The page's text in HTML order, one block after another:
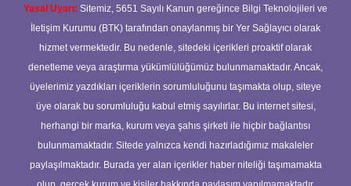
Yasal Uyarı: Sitemiz, 5651 Sayılı Kanun gereğince Bilgi Teknolojileri ve
İletişim Kurumu (BTK) tarafından onaylanmış bir Yer Sağlayıcı olarak
hizmet vermektedir. Bu nedenle, sitedeki içerikleri proaktif olarak
denetleme veya araştırma yükümlülüğümüz bulunmamaktadır. Ancak,
üyelerimiz yazdıkları içeriklerin sorumluluğunu taşımakta olup, siteye
üye olarak bu sorumluluğu kabul etmiş sayılırlar. Bu internet sitesi,
herhangi bir marka, kurum veya şahıs şirketi ile hiçbir bağlantısı
bulunmamaktadır. Sitede yalnızca kendi hazırladığımız makaleler
paylaşılmaktadır. Burada yer alan içerikler haber niteliği taşımamakta